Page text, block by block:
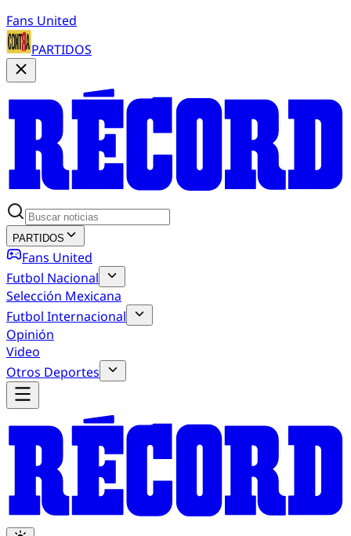
Fans United
PARTIDOS
PARTIDOS
Fans United
Futbol Nacional
Selección Mexicana
Futbol Internacional
Opinión
Video
Otros Deportes